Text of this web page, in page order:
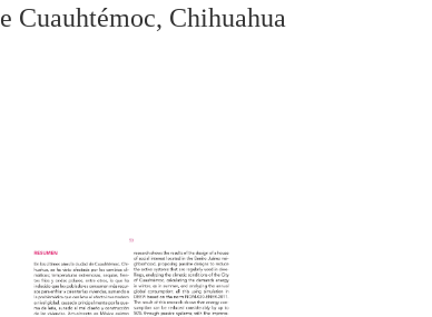
Cuauhtémoc, Chihuahua